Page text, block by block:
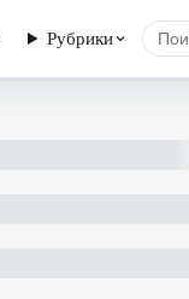
Рубрики